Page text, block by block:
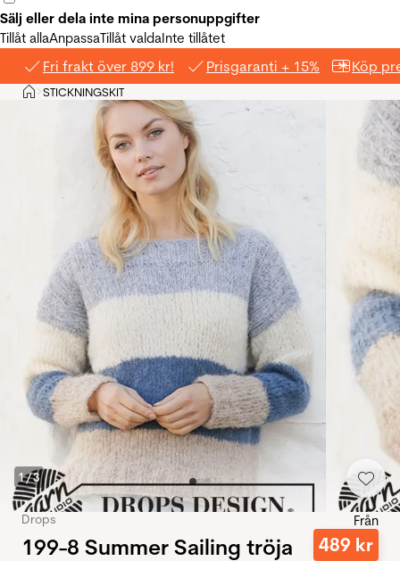
Sälj eller dela inte mina personuppgifter
Tillåt allaAnpassaTillåt valdaInte tillåtet
Fri frakt över 899 kr! Prisgaranti + 15% Köp
Hem
>STICKNINGSKIT
1/3
Drops
199-8 Summer Sailing tröja
Från
489 kr